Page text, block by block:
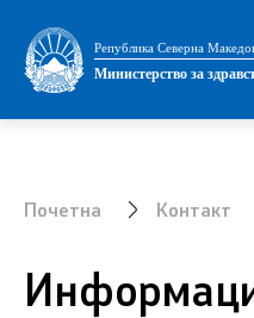
Република Северна
Министерство за
Министерство
Интегритет
Почетна Контакт